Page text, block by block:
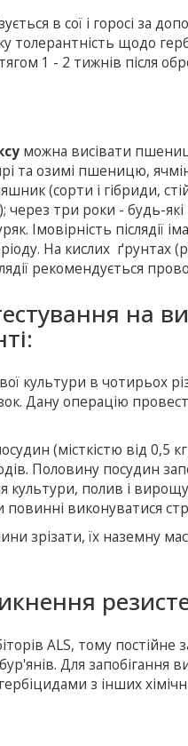
в сої і горосі за
толерантність щодо
1 - 2 тижнів після
можна висівати
ярі та озимі пшеницю,
(сорти і гібриди,
через три роки - будь-
Імовірність післядії
На кислих ґрунтах
рекомендується
на
культури в чотирьох
Дану операцію
(місткістю від
Половину посудин
культури, полив і
повинні виконуватися
зрізати, їх наземну
АLS, тому
Для запобігання
з інших